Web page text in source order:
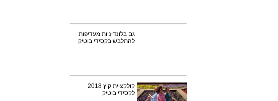
גם בלונדיניות מעדיפות
להתלבש בקסידי בוטיק
קולקציית קיץ 2018
לקסידי בוטיק